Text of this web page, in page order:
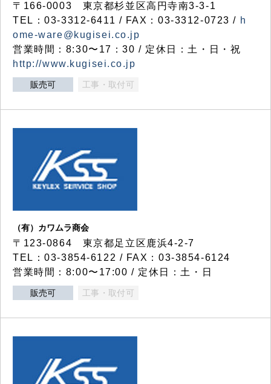
〒166-0003 東京都杉並区高円寺南3-3-1
TEL：03-3312-6411 / FAX：03-3312-0723 / h
ome-ware@kugisei.co.jp
営業時間：8:30〜17：30 / 定休日：土・日・祝
http://www.kugisei.co.jp
販売可 工事・取付可
（有）カワムラ商会
〒123-0864 東京都足立区鹿浜4-2-7
TEL：03-3854-6122 / FAX：03-3854-6124
営業時間：8:00〜17:00 / 定休日：土・日
販売可 工事・取付可